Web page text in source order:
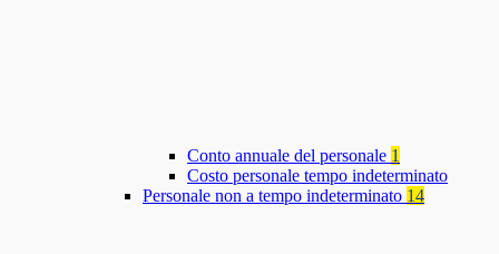
Conto annuale del personale 1
Costo personale tempo indeterminato
Personale non a tempo indeterminato 14